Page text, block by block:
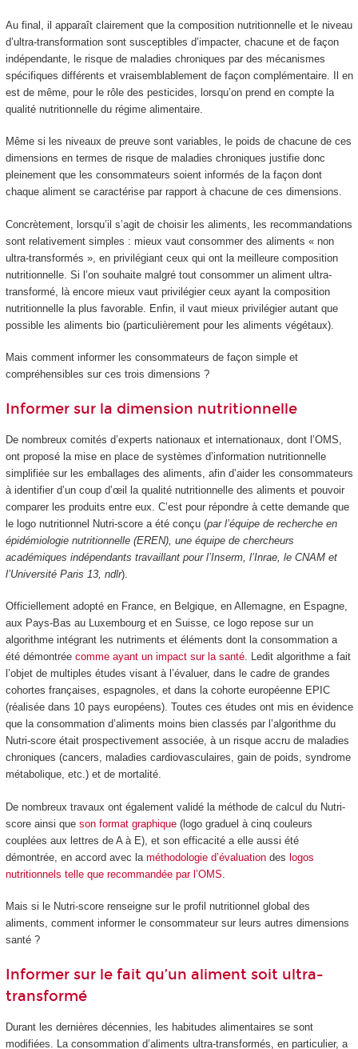
Au final, il apparaît clairement que la composition nutritionnelle et le niveau
d’ultra-transformation sont susceptibles d’impacter, chacune et de façon
indépendante, le risque de maladies chroniques par des mécanismes
spécifiques différents et vraisemblablement de façon complémentaire. Il en
est de même, pour le rôle des pesticides, lorsqu’on prend en compte la
qualité nutritionnelle du régime alimentaire.
Même si les niveaux de preuve sont variables, le poids de chacune de ces
dimensions en termes de risque de maladies chroniques justifie donc
pleinement que les consommateurs soient informés de la façon dont
chaque aliment se caractérise par rapport à chacune de ces dimensions.
Concrètement, lorsqu’il s’agit de choisir les aliments, les recommandations
sont relativement simples : mieux vaut consommer des aliments « non
ultra-transformés », en privilégiant ceux qui ont la meilleure composition
nutritionnelle. Si l’on souhaite malgré tout consommer un aliment ultra-
transformé, là encore mieux vaut privilégier ceux ayant la composition
nutritionnelle la plus favorable. Enfin, il vaut mieux privilégier autant que
possible les aliments bio (particulièrement pour les aliments végétaux).
Mais comment informer les consommateurs de façon simple et
compréhensibles sur ces trois dimensions ?
Informer sur la dimension nutritionnelle
De nombreux comités d’experts nationaux et internationaux, dont l’OMS,
ont proposé la mise en place de systèmes d’information nutritionnelle
simplifiée sur les emballages des aliments, afin d’aider les consommateurs
à identifier d’un coup d’œil la qualité nutritionnelle des aliments et pouvoir
comparer les produits entre eux. C’est pour répondre à cette demande que
le logo nutritionnel Nutri-score a été conçu (par l’équipe de recherche en
épidémiologie nutritionnelle (EREN), une équipe de chercheurs
académiques indépendants travaillant pour l’Inserm, l’Inrae, le CNAM et
l’Université Paris 13, ndlr).
Officiellement adopté en France, en Belgique, en Allemagne, en Espagne,
aux Pays-Bas au Luxembourg et en Suisse, ce logo repose sur un
algorithme intégrant les nutriments et éléments dont la consommation a
été démontrée comme ayant un impact sur la santé. Ledit algorithme a fait
l’objet de multiples études visant à l’évaluer, dans le cadre de grandes
cohortes françaises, espagnoles, et dans la cohorte européenne EPIC
(réalisée dans 10 pays européens). Toutes ces études ont mis en évidence
que la consommation d’aliments moins bien classés par l’algorithme du
Nutri-score était prospectivement associée, à un risque accru de maladies
chroniques (cancers, maladies cardiovasculaires, gain de poids, syndrome
métabolique, etc.) et de mortalité.
De nombreux travaux ont également validé la méthode de calcul du Nutri-
score ainsi que son format graphique(logo graduel à cinq couleurs
couplées aux lettres de A à E), et son efficacité a elle aussi été
démontrée, en accord avec la méthodologie d’évaluationdes logos
nutritionnels telle que recommandée par l’OMS
Mais si le Nutri-score renseigne sur le profil nutritionnel global des
aliments, comment informer le consommateur sur leurs autres dimensions
santé ?
Informer sur le fait qu’un aliment soit ultra-
transformé
Durant les dernières décennies, les habitudes alimentaires se sont
modifiées. La consommation d’aliments ultra-transformés, en particulier, a